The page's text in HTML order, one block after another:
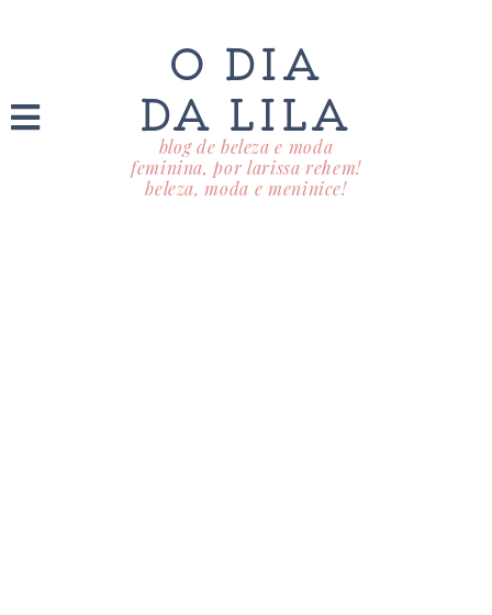
O DIA
DA LILA
blog de beleza e moda
feminina, por larissa rehem!
beleza, moda e meninice!